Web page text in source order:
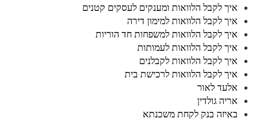
איך לקבל הלוואות ומענקים לעסקים קטנים
איך לקבל הלוואות למימון דירה
איך לקבל הלוואות למשפחות חד הוריות
איך לקבל הלוואות לעמותות
איך לקבל הלוואות לקבלנים
איך לקבל הלוואות לרכישת בית
אלעד לאור
אריה גולדין
באיזה בנק לקחת משכנתא